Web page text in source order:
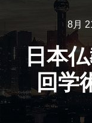
8月
日本
回学